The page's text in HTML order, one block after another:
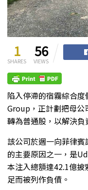
1
SHARES
56
VIEWS
陷入停滯的宿霧綜合
Group，正計劃把母
轉為普通股，以解決負
該公司於週一向菲律
的主要原因之一，是
本注入總額達42.1億
足而被列作負債。